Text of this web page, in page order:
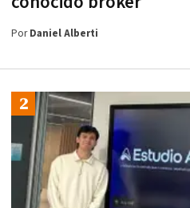
PorDaniel Alberti